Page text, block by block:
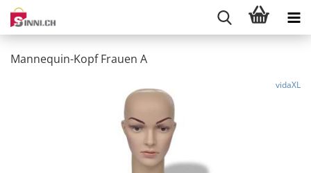
Mannequin-Kopf Frauen A
vidaXL